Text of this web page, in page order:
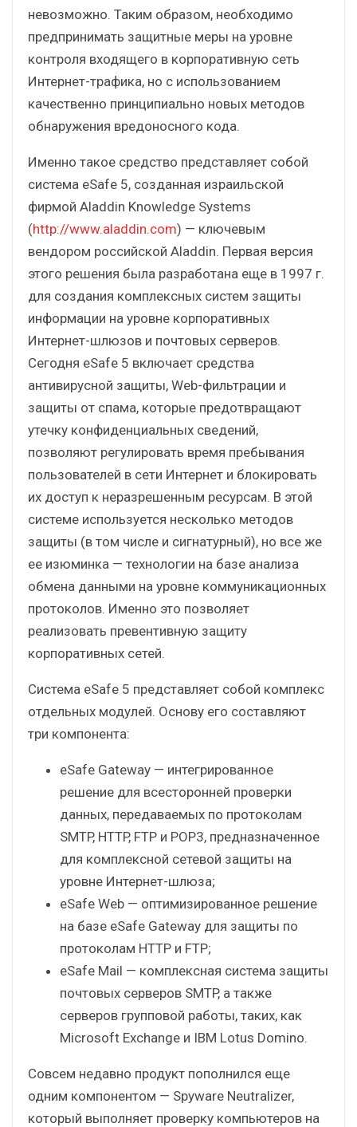
невозможно. Таким образом, необходимо
предпринимать защитные меры на уровне
контроля входящего в корпоративную сеть
Интернет-трафика, но с использованием
качественно принципиально новых методов
обнаружения вредоносного кода.
Именно такое средство представляет собой
система eSafe 5, созданная израильской
фирмой Aladdin Knowledge Systems
(http://www.aladdin.com) — ключевым
вендором российской Aladdin. Первая версия
этого решения была разработана еще в 1997 г.
для создания комплексных систем защиты
информации на уровне корпоративных
Интернет-шлюзов и почтовых серверов.
Сегодня eSafe 5 включает средства
антивирусной защиты, Web-фильтрации и
защиты от спама, которые предотвращают
утечку конфиденциальных сведений,
позволяют регулировать время пребывания
пользователей в сети Интернет и блокировать
их доступ к неразрешенным ресурсам. В этой
системе используется несколько методов
защиты (в том числе и сигнатурный), но все же
ее изюминка — технологии на базе анализа
обмена данными на уровне коммуникационных
протоколов. Именно это позволяет
реализовать превентивную защиту
корпоративных сетей.
Система eSafe 5 представляет собой комплекс
отдельных модулей. Основу его составляют
три компонента:
eSafe Gateway — интегрированное
решение для всесторонней проверки
данных, передаваемых по протоколам
SMTP, HTTP, FTP и POP3, предназначенное
для комплексной сетевой защиты на
уровне Интернет-шлюза;
eSafe Web — оптимизированное решение
на базе eSafe Gateway для защиты по
протоколам HTTP и FTP;
eSafe Mail — комплексная система защиты
почтовых серверов SMTP, а также
серверов групповой работы, таких, как
Microsoft Exchange и IBM Lotus Domino.
Совсем недавно продукт пополнился еще
одним компонентом — Spyware Neutralizer,
который выполняет проверку компьютеров на